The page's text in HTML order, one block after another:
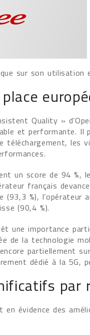
sur son utilisation
Quality »
et performante. Il
téléchargement, les
un score de 94 %,
français
(93,3 %),
(90,4 %).
une importance
de la technologie
partiellement
dédié à la 5G,
en évidence des